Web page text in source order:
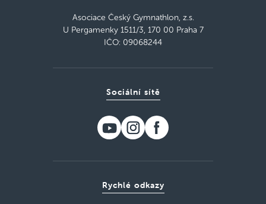
Asociace Český Gymnathlon, z.s.
U Pergamenky 1511/3, 170 00 Praha 7
IČO: 09068244
Rychlé odkazy
Sociální sítě